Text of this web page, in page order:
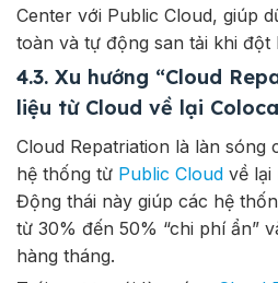
Center với Public Cloud, giúp
toàn và tự động san tải khi đột
4.3. Xu hướng “Cloud
liệu từ Cloud về lại
Cloud Repatriation là làn sóng
hệ thống từ Public Cloud về lại
Động thái này giúp các hệ
từ 30% đến 50% “chi phí ẩn”
hàng tháng.